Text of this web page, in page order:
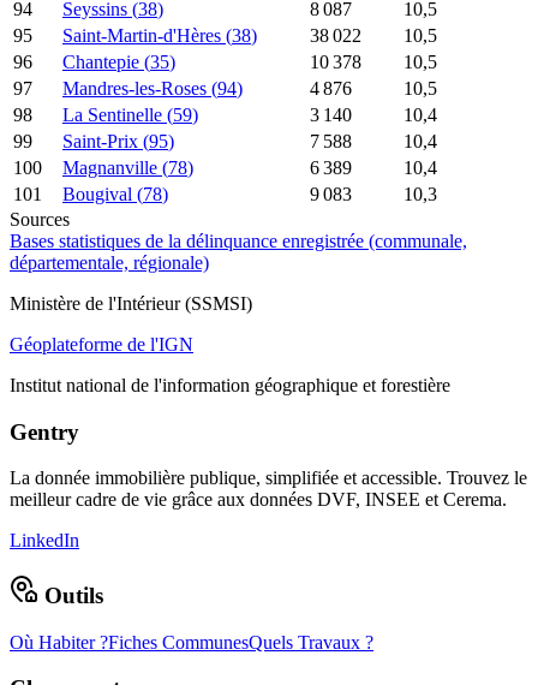
94
Seyssins (38) 8 087
10,5
95
Saint-Martin-d'Hères (38) 38 022
10,5
96
Chantepie (35) 10 378
10,5
97
Mandres-les-Roses (94) 4 876
10,5
98
La Sentinelle (59) 3 140
10,4
99
Saint-Prix (95) 7 588
10,4
100
Magnanville (78) 6 389
10,4
101
Bougival (78) 9 083
10,3
Sources
Bases statistiques de la délinquance enregistrée (communale,
départementale, régionale)
Ministère de l'Intérieur (SSMSI)
Géoplateforme de l'IGN
Institut national de l'information géographique et forestière
Gentry
La donnée immobilière publique, simplifiée et accessible. Trouvez le
meilleur cadre de vie grâce aux données DVF, INSEE et Cerema.
LinkedIn
Outils
Où Habiter ?Fiches CommunesQuels Travaux ?